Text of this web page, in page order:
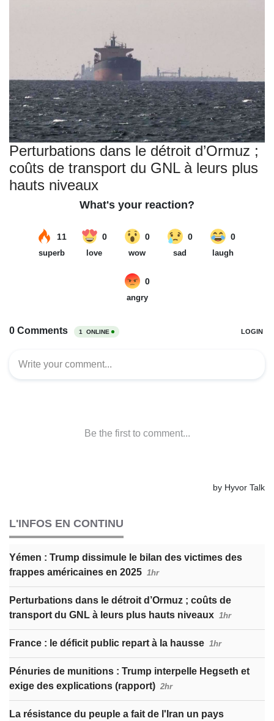
Perturbations dans le détroit d’Ormuz ;
coûts de transport du GNL à leurs plus
hauts niveaux
L'INFOS EN CONTINU
Yémen : Trump dissimule le bilan des victimes des
frappes américaines en 2025 1hr
Perturbations dans le détroit d’Ormuz ; coûts de
transport du GNL à leurs plus hauts niveaux 1hr
France : le déficit public repart à la hausse 1hr
Pénuries de munitions : Trump interpelle Hegseth et
exige des explications (rapport) 2hr
La résistance du peuple a fait de l'Iran un pays